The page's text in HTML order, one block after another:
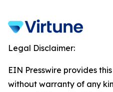
Legal Disclaimer:
EIN Presswire provides
without warranty of any